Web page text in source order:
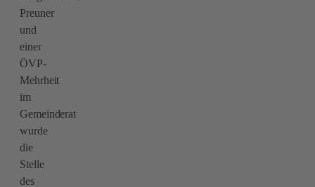
Preuner
und
einer
ÖVP-
Mehrheit
im
Gemeinderat
wurde
die
Stelle
des